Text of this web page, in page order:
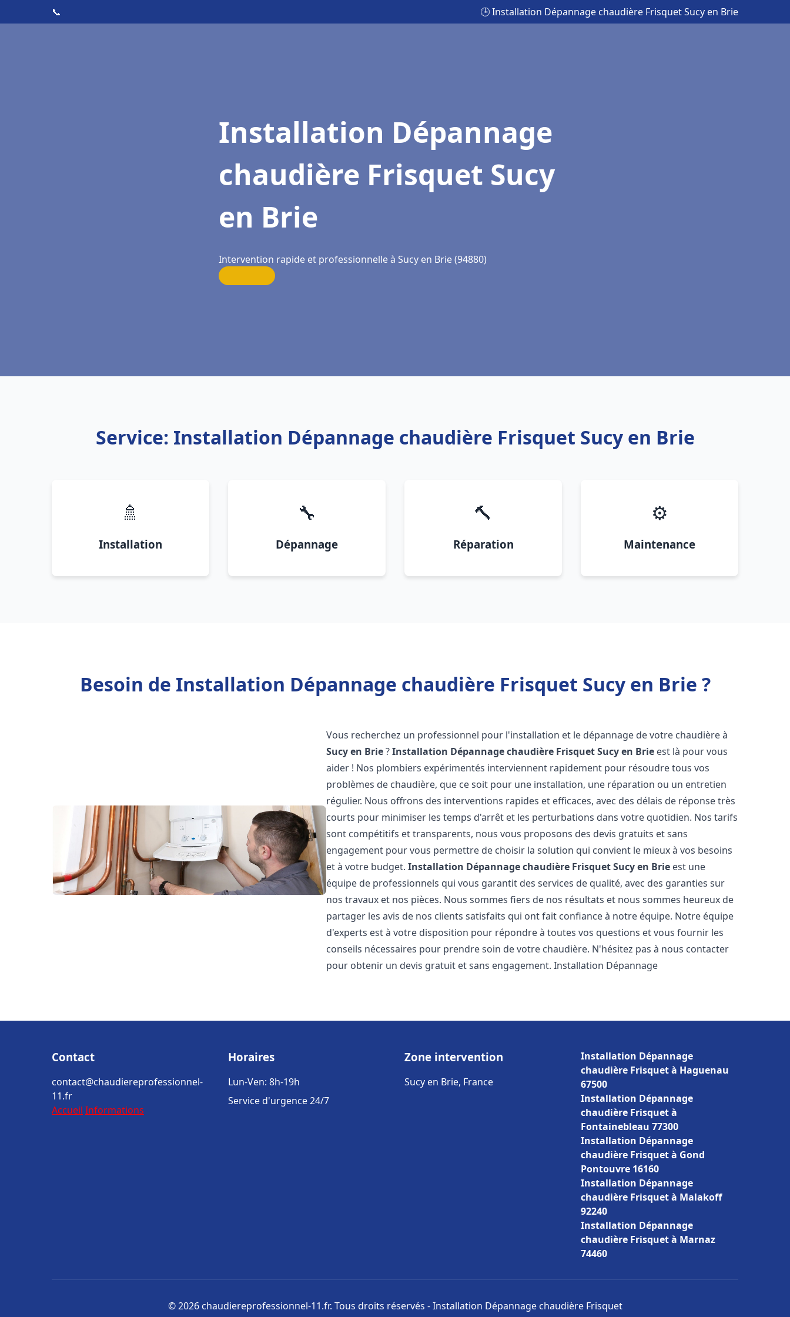
📞 🕒 Installation Dépannage chaudière Frisquet Sucy en Brie
Installation Dépannage
chaudière Frisquet Sucy
en Brie
Intervention rapide et professionnelle à Sucy en Brie (94880)
Service: Installation Dépannage chaudière Frisquet Sucy en Brie
🚿
Installation
🔧
Dépannage
🔨
Réparation
⚙️
Maintenance
Besoin de Installation Dépannage chaudière Frisquet Sucy en Brie ?
Vous recherchez un professionnel pour l'installation et le dépannage de votre chaudière à
Sucy en Brie?Installation Dépannage chaudière FrisquetSucy en Brie est là pour vous
aider ! Nos plombiers expérimentés interviennent rapidement pour résoudre tous vos
problèmes de chaudière, que ce soit pour une installation, une réparation ou un entretien
régulier. Nous offrons des interventions rapides et efficaces, avec des délais de réponse très
courts pour minimiser les temps d'arrêt et les perturbations dans votre quotidien. Nos tarifs
sont compétitifs et transparents, nous vous proposons des devis gratuits et sans
engagement pour vous permettre de choisir la solution qui convient le mieux à vos besoins
et à votre budget.Installation Dépannage chaudière FrisquetSucy en Brie est une
équipe de professionnels qui vous garantit des services de qualité, avec des garanties sur
nos travaux et nos pièces. Nous sommes fiers de nos résultats et nous sommes heureux de
partager les avis de nos clients satisfaits qui ont fait confiance à notre équipe. Notre équipe
d'experts est à votre disposition pour répondre à toutes vos questions et vous fournir les
conseils nécessaires pour prendre soin de votre chaudière. N'hésitez pas à nous contacter
pour obtenir un devis gratuit et sans engagement. Installation Dépannage
Contact
contact@chaudiereprofessionnel-
11.fr
Accueil Informations
Horaires
Lun-Ven: 8h-19h
Service d'urgence 24/7
Zone intervention
Sucy en Brie, France
Installation Dépannage
chaudière Frisquet à Haguenau
67500
Installation Dépannage
chaudière Frisquet à
Fontainebleau 77300
Installation Dépannage
chaudière Frisquet à Gond
Pontouvre 16160
Installation Dépannage
chaudière Frisquet à Malakoff
92240
Installation Dépannage
chaudière Frisquet à Marnaz
74460
© 2026 chaudiereprofessionnel-11.fr. Tous droits réservés - Installation Dépannage chaudière Frisquet